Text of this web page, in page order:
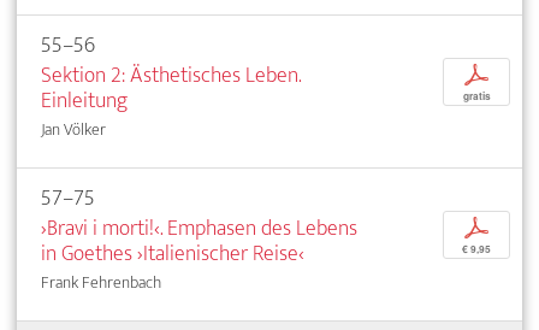
55–56
Sektion 2: Ästhetisches Leben.
Einleitung
Jan Völker
p
gratis
57–75
›Bravi i morti!‹. Emphasen des Lebens
in Goethes ›Italienischer Reise‹
Frank Fehrenbach
p
€ 9,95